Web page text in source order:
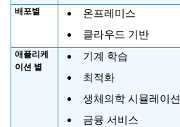
배포별
온프레미스
클라우드 기반
애플리케
이션 별
기계 학습
최적화
생체의학 시뮬레이션
금융 서비스